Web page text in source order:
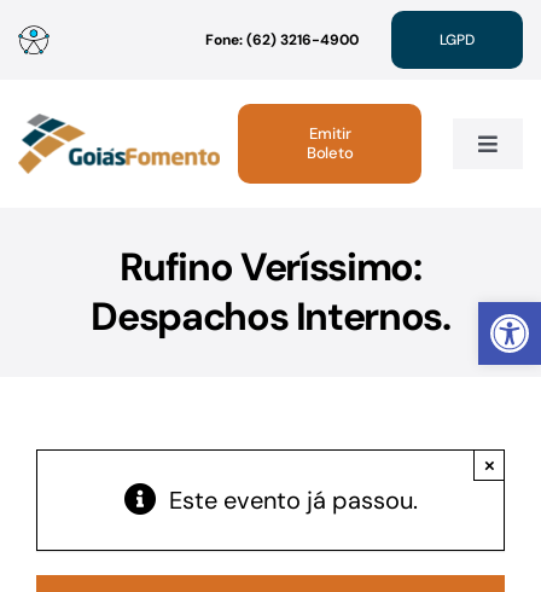
Abrir
para
conteúdo
Fone: (62) 3216-4900 LGPD
Toggle
Linhas de Crédito
Acesso à Informação
Emitir
Boleto
Rufino Veríssimo:
Despachos Internos.
Este evento já passou.
×